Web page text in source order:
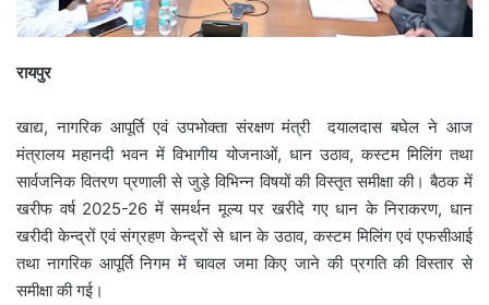
रायपुर
खाद्य, नागरिक आपूर्ति एवं उपभोक्ता संरक्षण मंत्री दयालदास बघेल ने आज
मंत्रालय महानदी भवन में विभागीय योजनाओं, धान उठाव, कस्टम मिलिंग तथा
सार्वजनिक वितरण प्रणाली से जुड़े विभिन्न विषयों की विस्तृत समीक्षा की। बैठक में
खरीफ वर्ष 2025-26 में समर्थन मूल्य पर खरीदे गए धान के निराकरण, धान
खरीदी केन्द्रों एवं संग्रहण केन्द्रों से धान के उठाव, कस्टम मिलिंग एवं एफसीआई
तथा नागरिक आपूर्ति निगम में चावल जमा किए जाने की प्रगति की विस्तार से
समीक्षा की गई।